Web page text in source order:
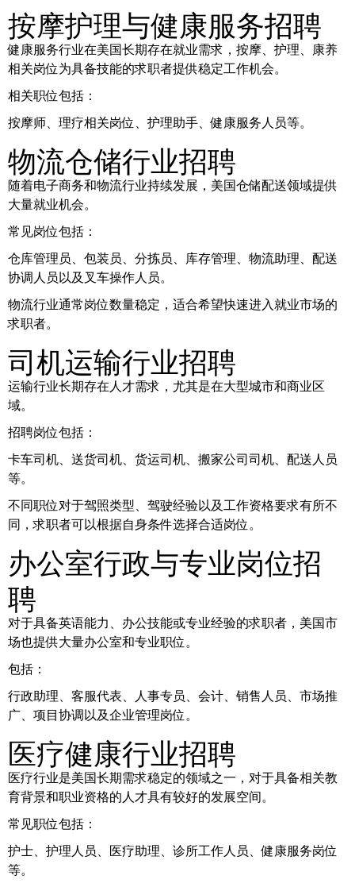
按摩护理与健康服务招聘
健康服务行业在美国长期存在就业需求，按摩、护理、康养
相关岗位为具备技能的求职者提供稳定工作机会。
相关职位包括：
按摩师、理疗相关岗位、护理助手、健康服务人员等。
物流仓储行业招聘
随着电子商务和物流行业持续发展，美国仓储配送领域提供
大量就业机会。
常见岗位包括：
仓库管理员、包装员、分拣员、库存管理、物流助理、配送
协调人员以及叉车操作人员。
物流行业通常岗位数量稳定，适合希望快速进入就业市场的
求职者。
司机运输行业招聘
运输行业长期存在人才需求，尤其是在大型城市和商业区
域。
招聘岗位包括：
卡车司机、送货司机、货运司机、搬家公司司机、配送人员
等。
不同职位对于驾照类型、驾驶经验以及工作资格要求有所不
同，求职者可以根据自身条件选择合适岗位。
办公室行政与专业岗位招
聘
对于具备英语能力、办公技能或专业经验的求职者，美国市
场也提供大量办公室和专业职位。
包括：
行政助理、客服代表、人事专员、会计、销售人员、市场推
广、项目协调以及企业管理岗位。
医疗健康行业招聘
医疗行业是美国长期需求稳定的领域之一，对于具备相关教
育背景和职业资格的人才具有较好的发展空间。
常见职位包括：
护士、护理人员、医疗助理、诊所工作人员、健康服务岗位
等。